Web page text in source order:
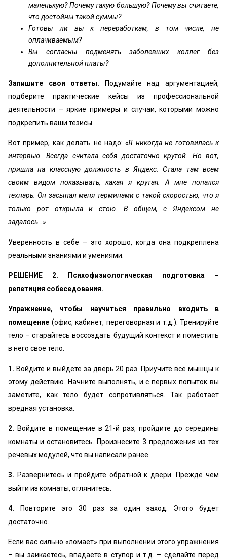
маленькую? Почему такую большую? Почему вы считаете,
что достойны такой суммы?
Готовы ли вы к переработкам, в том числе, не
оплачиваемым?
Вы согласны подменять заболевших коллег без
дополнительной платы?
Запишите свои ответы. Подумайте над аргументацией,
подберите практические кейсы из профессиональной
деятельности – яркие примеры и случаи, которыми можно
подкрепить ваши тезисы.
Вот пример, как делать не надо:«Я никогда не готовилась к
интервью. Всегда считала себя достаточно крутой. Но вот,
пришла на классную должность в Яндекс. Стала там всем
своим видом показывать, какая я крутая. А мне попался
технарь. Он засыпал меня терминами с такой скоростью, что я
только рот открыла и стою. В общем, с Яндексом не
задалось…»
Уверенность в себе – это хорошо, когда она подкреплена
реальными знаниями и умениями.
РЕШЕНИЕ 2. Психофизиологическая подготовка –
репетиция собеседования.
Упражнение, чтобы научиться правильно входить в
помещение (офис, кабинет, переговорная и т.д.). Тренируйте
тело – старайтесь воссоздать будущий контекст и поместить
в него свое тело.
1. Войдите и выйдете за дверь 20 раз. Приучите все мышцы к
этому действию. Начните выполнять, и с первых попыток вы
заметите, как тело будет сопротивляться. Так работает
вредная установка.
2. Войдите в помещение в 21-й раз, пройдите до середины
комнаты и остановитесь. Произнесите 3 предложения из тех
речевых модулей, что вы написали ранее.
3. Развернитесь и пройдите обратной к двери. Прежде чем
выйти из комнаты, оглянитесь.
4. Повторите это 30 раз за один заход. Этого будет
достаточно.
Если вас сильно «ломает» при выполнении этого упражнения
– вы заикаетесь, впадаете в ступор и т.д. – сделайте перед